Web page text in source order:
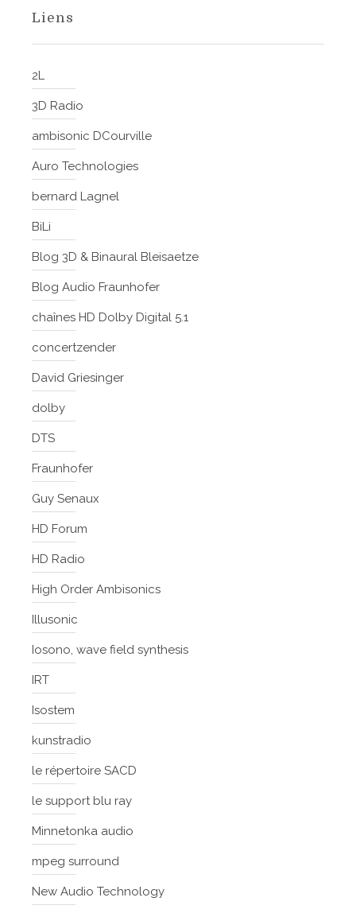
Liens
2L
3D Radio
ambisonic DCourville
Auro Technologies
bernard Lagnel
BiLi
Blog 3D & Binaural Bleisaetze
Blog Audio Fraunhofer
chaînes HD Dolby Digital 5.1
concertzender
David Griesinger
dolby
DTS
Fraunhofer
Guy Senaux
HD Forum
HD Radio
High Order Ambisonics
Illusonic
Iosono, wave field synthesis
IRT
Isostem
kunstradio
le répertoire SACD
le support blu ray
Minnetonka audio
mpeg surround
New Audio Technology